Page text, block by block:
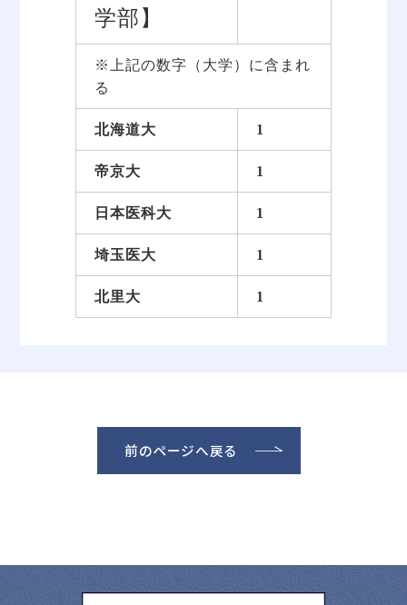
学部】
※上記の数字（大学）に含まれ
る
北海道大 1
帝京大 1
日本医科大 1
埼玉医大 1
北里大 1
前のページへ戻る